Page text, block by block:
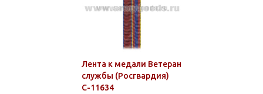
Лента к медали Ветеран
службы (Росгвардия)
С-11634